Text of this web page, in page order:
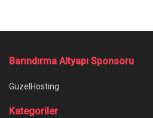
Barındırma Altyapı Sponsoru
GüzelHosting
Kategoriler